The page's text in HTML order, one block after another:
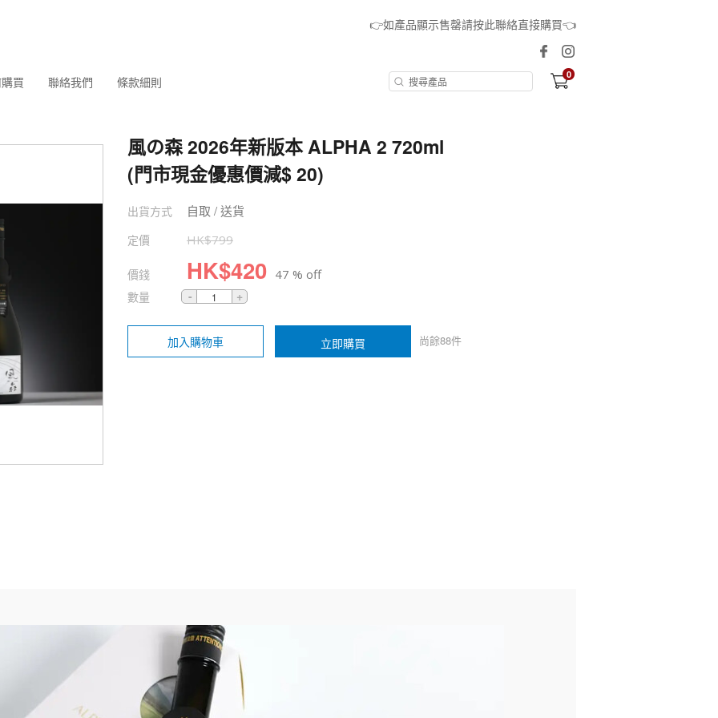
👉如產品顯示售罄請按此聯絡直接購買👈
買 聯絡我們 條款細則 0
風の森 2026年新版本 ALPHA 2 720ml
(門市現金優惠價減$ 20)
出貨方式 自取 / 送貨
定價 HK$799
價錢 HK$420 47 % off
數量
加入購物車 立即購買 尚餘88件